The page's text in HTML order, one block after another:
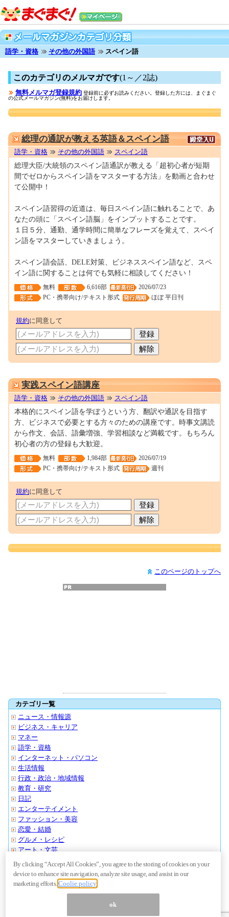
語学・資格 その他の外国語 スペイン語
このカテゴリのメルマガです(1～／2誌)
無料メルマガ登録規約 登録前に必ずお読みください。登録した方には、まぐまぐ
の公式メールマガジン(無料)をお届けします。
総理の通訳が教える英語＆スペイン語
語学・資格 その他の外国語 スペイン語
総理大臣/大統領のスペイン語通訳が教える「超初心者が短期
間でゼロからスペイン語をマスターする方法」を動画と合わせ
て公開中！
スペイン語習得の近道は、毎日スペイン語に触れることで、あ
なたの頭に「スペイン語脳」をインプットすることです。
１日５分、通勤、通学時間に簡単なフレーズを覚えて、スペイ
ン語をマスターしていきましょう。
スペイン語会話、DELE対策、ビジネススペイン語など、スペ
イン語に関することは何でも気軽に相談してください！
無料 6,616部
2026/07/23
PC・携帯向け/テキスト形式
ほぼ 平日刊
規約に同意して
実践スペイン語講座
語学・資格 その他の外国語 スペイン語
本格的にスペイン語を学ぼうという方、翻訳や通訳を目指す
方、ビジネスで必要とする方々のための講座です。時事文講読
から作文、会話、語彙増強、学習相談など満載です。もちろん
初心者の方の登録も大歓迎。
無料 1,984部
2026/07/19
PC・携帯向け/テキスト形式
週刊
規約に同意して
このページのトップへ
カテゴリ一覧
ニュース・情報源
ビジネス・キャリア
マネー
語学・資格
インターネット・パソコン
生活情報
行政・政治・地域情報
教育・研究
日記
エンターテイメント
ファッション・美容
恋愛・結婚
グルメ・レシピ
アート・文芸
スポーツ・アウトドア
クルマ・バイク
旅行・おでかけ
その他・ノンジャンル
By clicking “Accept All Cookies”, you agree to the storing of cookies on your
device to enhance site navigation, analyze site usage, and assist in our
marketing efforts.Coolie policy
ok